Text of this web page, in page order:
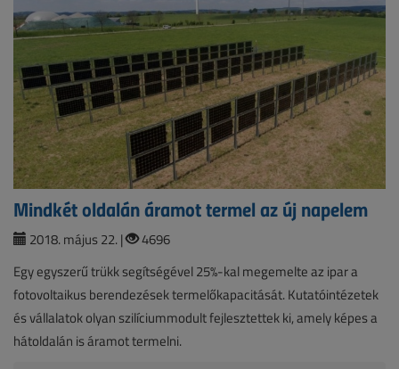
Mindkét oldalán áramot termel az új napelem
2018. május 22. |
4696
Egy egyszerű trükk segítségével 25%-kal megemelte az ipar a
fotovoltaikus berendezések termelőkapacitását. Kutatóintézetek
és vállalatok olyan szilíciummodult fejlesztettek ki, amely képes a
hátoldalán is áramot termelni.